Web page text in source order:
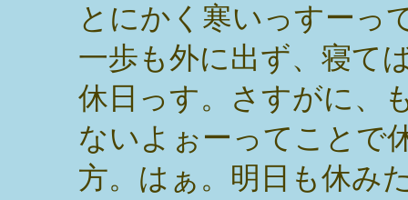
とにかく寒いっすーっ
一歩も外に出ず、寝て
休日っす。さすがに、
ないよぉーってことで
方。はぁ。明日も休み